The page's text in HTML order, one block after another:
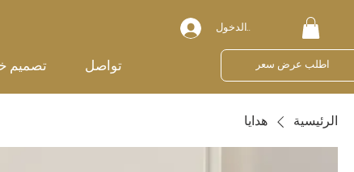
تسجيل الدخول
اطلب عرض سعر تصميم تواصل
الرئيسية هدايا